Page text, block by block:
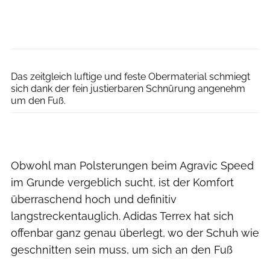
Das zeitgleich luftige und feste Obermaterial schmiegt
sich dank der fein justierbaren Schnürung angenehm
um den Fuß.
Obwohl man Polsterungen beim Agravic Speed
im Grunde vergeblich sucht, ist der Komfort
überraschend hoch und definitiv
langstreckentauglich. Adidas Terrex hat sich
offenbar ganz genau überlegt, wo der Schuh wie
geschnitten sein muss, um sich an den Fuß